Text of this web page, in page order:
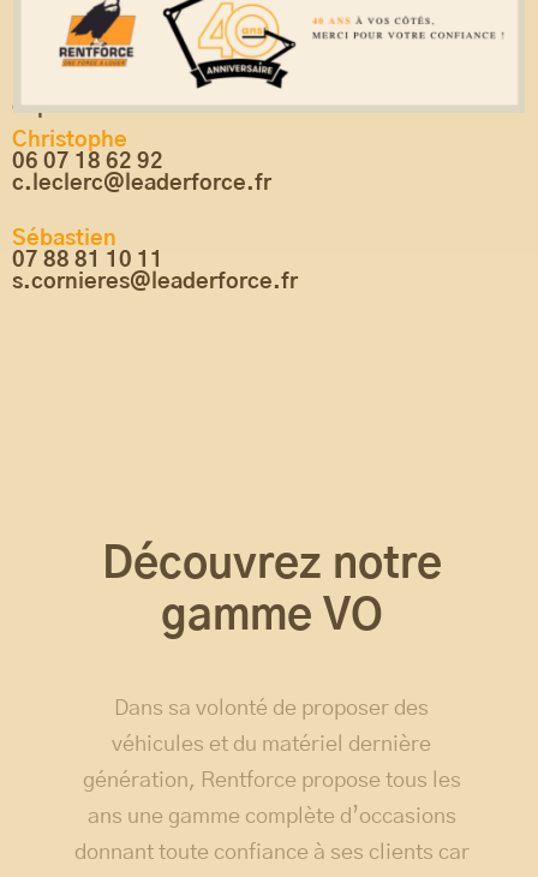
N’hésitez pas également à contactez nos deux
experts occasions:
Christophe
06 07 18 62 92
c.leclerc@leaderforce.fr
Sébastien
07 88 81 10 11
s.cornieres@leaderforce.fr
Découvrez notre
gamme VO
Dans sa volonté de proposer des
véhicules et du matériel dernière
génération, Rentforce propose tous les
ans une gamme complète d’occasions
donnant toute confiance à ses clients car